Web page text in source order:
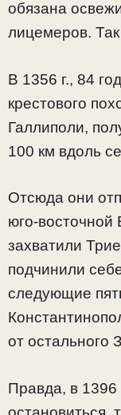
обязана
лицемеров.
В 1356 г., 84
крестового
Галлиполи,
100 км вдоль
Отсюда они
юго-восточной
захватили
подчинили
следующие
от остального
Правда, в